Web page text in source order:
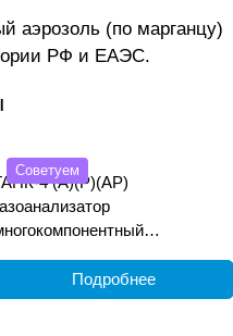
аэрозоль (по марганцу)
РФ и ЕАЭС.
Советуем
4 (А)(Р)(АР)
переноснойПодробнее